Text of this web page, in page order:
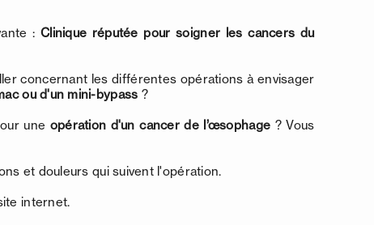
:Clinique réputée pour soigner les cancers du
concernant les différentes opérations à envisager
ou d'un mini-bypass ?
une opération d'un cancer de l’œsophage ? Vous
et douleurs qui suivent l'opération.
internet.